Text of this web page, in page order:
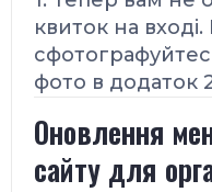
квиток на
фото в додаток
Оновлення
сайту для